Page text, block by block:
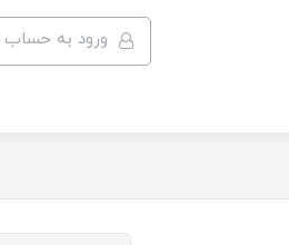
ورود به حساب